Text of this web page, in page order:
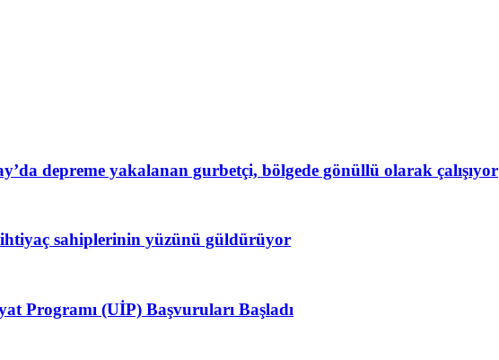
depreme yakalanan gurbetçi, bölgede gönüllü olarak çalışıyor
ihtiyaç sahiplerinin yüzünü güldürüyor
Programı (UİP) Başvuruları Başladı